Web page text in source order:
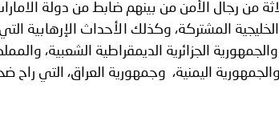
من رجال الأمن من بينهم ضابط من دولة
المشتركة، وكذلك الأحداث الإرهابية التي
الجزائرية الديمقراطية الشعبية،
اليمنية، وجمهورية العراق، التي راح